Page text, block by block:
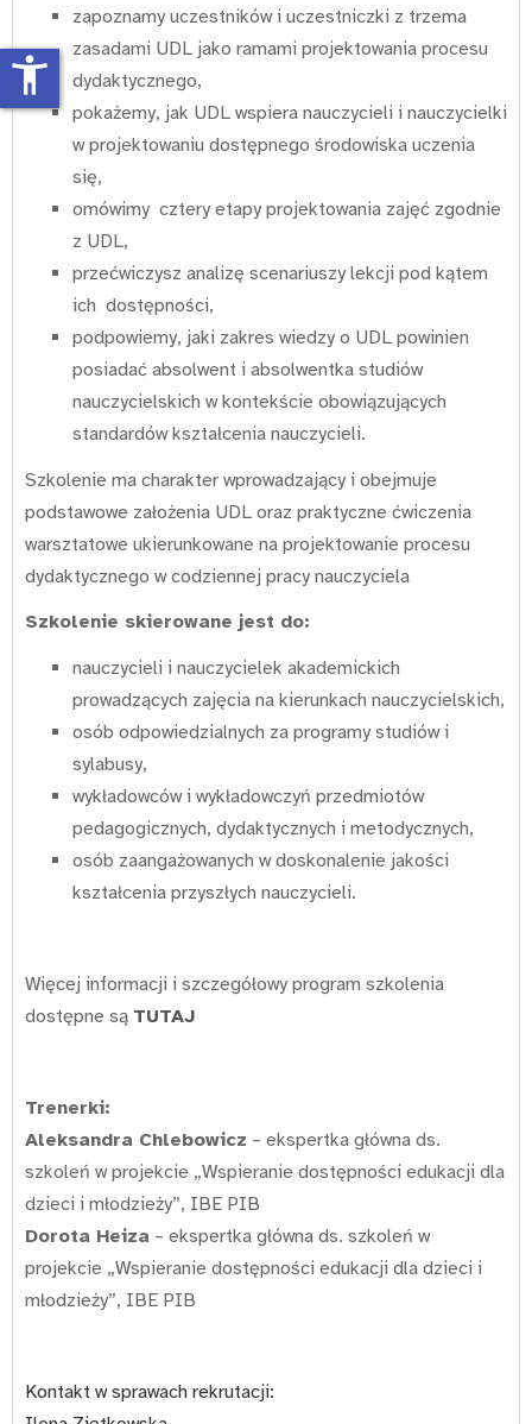
zapoznamy uczestników i uczestniczki z trzema
zasadami UDL jako ramami projektowania procesu
dydaktycznego,
pokażemy, jak UDL wspiera nauczycieli i nauczycielki
w projektowaniu dostępnego środowiska uczenia
się,
omówimy cztery etapy projektowania zajęć zgodnie
z UDL,
przećwiczysz analizę scenariuszy lekcji pod kątem
ich dostępności,
podpowiemy, jaki zakres wiedzy o UDL powinien
posiadać absolwent i absolwentka studiów
nauczycielskich w kontekście obowiązujących
standardów kształcenia nauczycieli.
Szkolenie ma charakter wprowadzający i obejmuje
podstawowe założenia UDL oraz praktyczne ćwiczenia
warsztatowe ukierunkowane na projektowanie procesu
dydaktycznego w codziennej pracy nauczyciela
Szkolenie skierowane jest do:
nauczycieli i nauczycielek akademickich
prowadzących zajęcia na kierunkach nauczycielskich,
osób odpowiedzialnych za programy studiów i
sylabusy,
wykładowców i wykładowczyń przedmiotów
pedagogicznych, dydaktycznych i metodycznych,
osób zaangażowanych w doskonalenie jakości
kształcenia przyszłych nauczycieli.
Więcej informacji i szczegółowy program szkolenia
dostępne są TUTAJ
Trenerki:
Aleksandra Chlebowicz – ekspertka główna ds.
szkoleń w projekcie „Wspieranie dostępności edukacji dla
dzieci i młodzieży”, IBE PIB
Dorota Heiza – ekspertka główna ds. szkoleń w
projekcie „Wspieranie dostępności edukacji dla dzieci i
młodzieży”, IBE PIB
Kontakt w sprawach rekrutacji:
accessibility_new